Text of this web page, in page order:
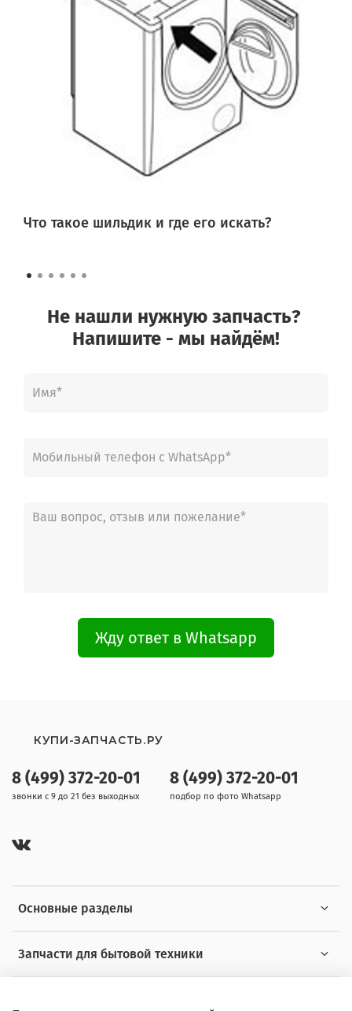
Что такое шильдик и где его искать?
Не нашли нужную запчасть?
Напишите - мы найдём!
Жду ответ в Whatsapp
Основные разделы
Запчасти для бытовой техники
8 (499) 372-20-01
звонки с 9 до 21 без выходных
8 (499) 372-20-01
подбор по фото Whatsapp
КУПИ-ЗАПЧАСТЬ.РУ